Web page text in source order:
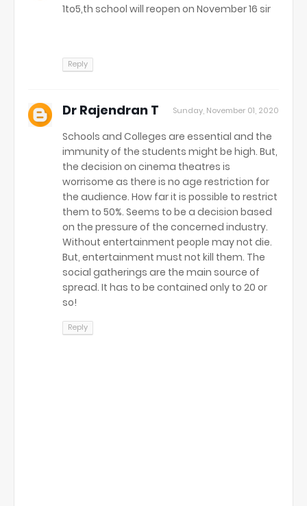
1to5,th school will reopen on November 16 sir
Reply
Dr Rajendran T Sunday, November 01, 2020
Schools and Colleges are essential and the
immunity of the students might be high. But,
the decision on cinema theatres is
worrisome as there is no age restriction for
the audience. How far it is possible to restrict
them to 50%. Seems to be a decision based
on the pressure of the concerned industry.
Without entertainment people may not die.
But, entertainment must not kill them. The
social gatherings are the main source of
spread. It has to be contained only to 20 or
so!
Reply